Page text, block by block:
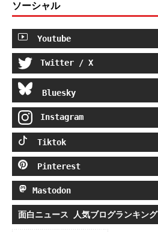
ソーシャル
Youtube
Twitter / X
Bluesky
Instagram
Tiktok
Pinterest
Mastodon
面白ニュース 人気ブログランキング